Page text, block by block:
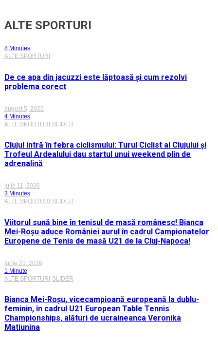
ALTE SPORTURI
8 Minutes
ALTE SPORTURI
De ce apa din jacuzzi este lăptoasă și cum rezolvi
problema corect
august 5, 2026
4 Minutes
ALTE SPORTURI SLIDER
Clujul intră în febra ciclismului: Turul Ciclist al Clujului și
Trofeul Ardealului dau startul unui weekend plin de
adrenalină
iulie 11, 2026
3 Minutes
ALTE SPORTURI
SLIDER
Viitorul sună bine în tenisul de masă românesc! Bianca
Mei-Roșu aduce României aurul în cadrul Campionatelor
Europene de Tenis de masă U21 de la Cluj-Napoca!
iunie 21, 2026
1 Minute
ALTE SPORTURI SLIDER
Bianca Mei-Roșu, vicecampioană europeană la dublu-
feminin, în cadrul U21 European Table Tennis
Championships, alături de ucraineanca Veronika
Matiunina